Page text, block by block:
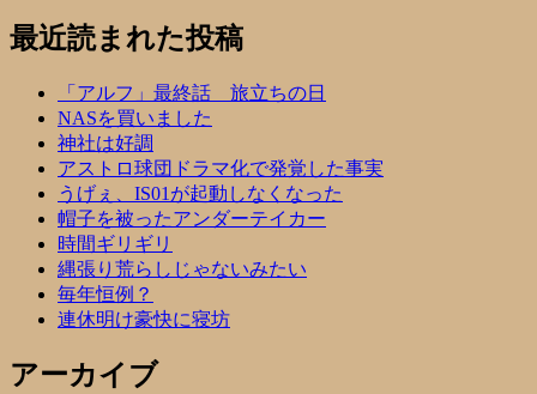
最近読まれた投稿
「アルフ」最終話 旅立ちの日
NASを買いました
神社は好調
アストロ球団ドラマ化で発覚した事実
うげぇ、IS01が起動しなくなった
帽子を被ったアンダーテイカー
時間ギリギリ
縄張り荒らしじゃないみたい
毎年恒例？
連休明け豪快に寝坊
アーカイブ